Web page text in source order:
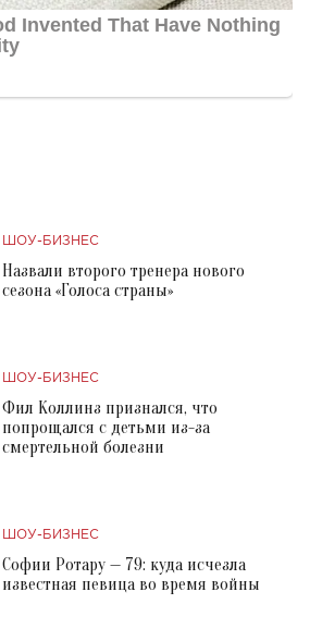
ШОУ-БИЗНЕС
Назвали второго тренера нового
сезона «Голоса страны»
ШОУ-БИЗНЕС
Фил Коллинз признался, что
попрощался с детьми из-за
смертельной болезни
ШОУ-БИЗНЕС
Софии Ротару — 79: куда исчезла
известная певица во время войны